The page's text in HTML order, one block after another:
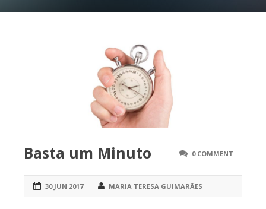
0 COMMENT
Basta um Minuto
30 JUN 2017 MARIA TERESA GUIMARÃES